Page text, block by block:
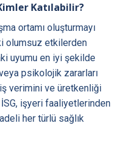
Katılabilir?
ortamı oluşturmayı
olumsuz etkilerden
uyumu en iyi şekilde
psikolojik zararları
iş verimini ve üretkenliği
İSG, işyeri faaliyetlerinden
her türlü sağlık